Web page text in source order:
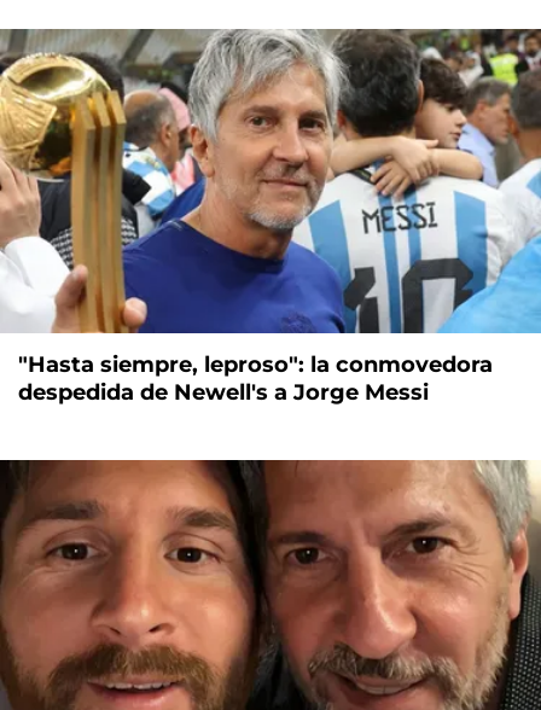
"Hasta siempre, leproso": la conmovedora
despedida de Newell's a Jorge Messi